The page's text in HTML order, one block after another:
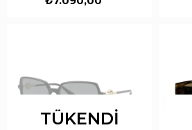
TÜKENDI